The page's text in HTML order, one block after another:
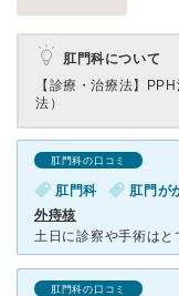
肛門科について
【診療・治療法】
法）
肛門科の口コミ
肛門科 肛門が
外痔核
肛門科の口コミ